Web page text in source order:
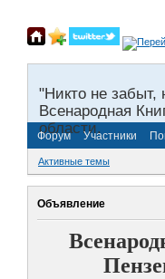
"Никто не забыт,
Всенародная
области.
Форум Участники
Активные темы
Объявление